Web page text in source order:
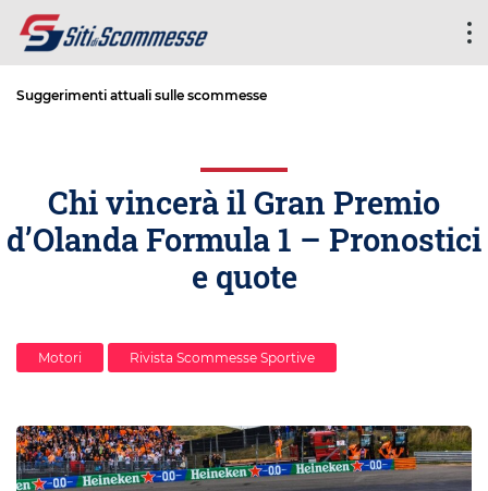
Suggerimenti attuali sulle scommesse
Chi vincerà il Gran Premio
d’Olanda Formula 1 – Pronostici
e quote
Motori Rivista Scommesse Sportive